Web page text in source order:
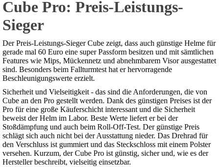
Cube Pro: Preis-Leistungs-
Sieger
Der Preis-Leistungs-Sieger Cube zeigt, dass auch günstige Helme für
gerade mal 60 Euro eine super Passform besitzen und mit sämtlichen
Features wie Mips, Mückennetz und abnehmbarem Visor ausgestattet
sind. Besonders beim Fallturmtest hat er hervorragende
Beschleunigungswerte erzielt.
Sicherheit und Vielseitigkeit - das sind die Anforderungen, die von
Cube an den Pro gestellt werden. Dank des günstigen Preises ist der
Pro für eine große Käuferschicht interessant und die Sicherheit
beweist der Helm im Labor. Beste Werte liefert er bei der
Stoßdämpfung und auch beim Roll-Off-Test. Der günstige Preis
schlägt sich auch nicht bei der Ausstattung nieder. Das Drehrad für
den Verschluss ist gummiert und das Steckschloss mit einem Polster
versehen. Kurzum, der Cube Pro ist günstig, sicher und, wie es der
Hersteller beschreibt, vielseitig einsetzbar.